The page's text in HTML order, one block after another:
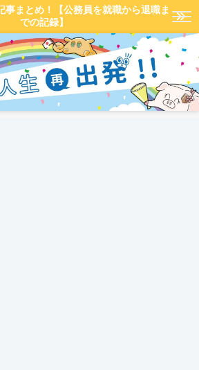
事まとめ！【公務員を就職から退職ま
での記録】